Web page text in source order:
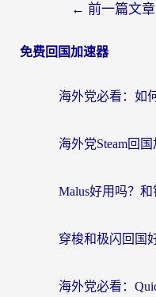
← 前一篇文章
免费回国加速器